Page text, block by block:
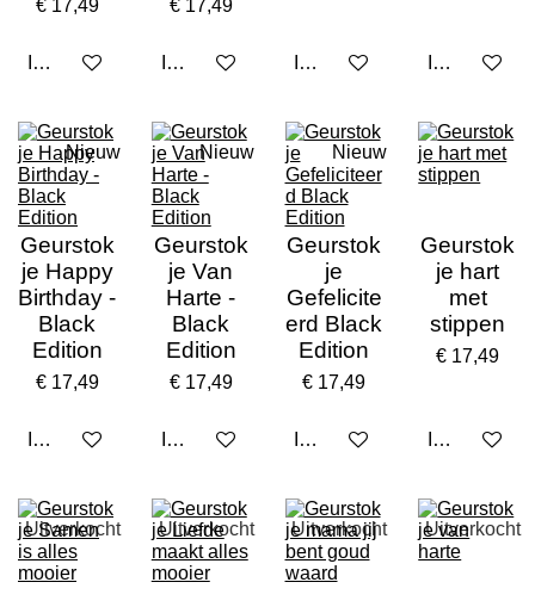
€ 17,49
In winkelwagen
€ 17,49
In winkelwagen In winkelwagen In
Nieuw
Geurstok
je Happy
Birthday -
Black
Edition
€ 17,49
In winkelwagen
Nieuw
Geurstok
je Van
Harte -
Black
Edition
€ 17,49
In winkelwagen
Nieuw
Geurstok
je
Gefelicite
erd Black
Edition
€ 17,49
In winkelwagen
Geurstok
je hart
met
stippen
€ 17,49
In
Uitverkocht Uitverkocht Uitverkocht Uitverkocht